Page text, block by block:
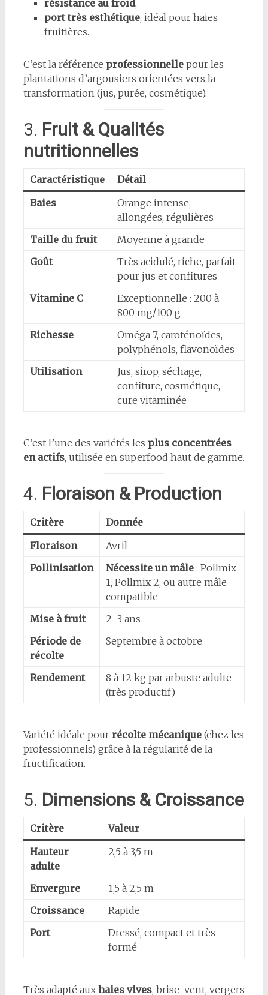
résistance au froid,
port très esthétique, idéal pour haies
fruitières.
C’est la référence professionnellepour les
plantations d’argousiers orientées vers la
transformation (jus, purée, cosmétique).
3. Fruit & Qualités
nutritionnelles
Caractéristique
Détail
Baies
Orange intense,
allongées, régulières
Taille du fruit
Moyenne à grande
Goût
Très acidulé, riche, parfait
pour jus et confitures
Vitamine C
Exceptionnelle : 200 à
800 mg/100 g
Richesse
Oméga 7, caroténoïdes,
polyphénols, flavonoïdes
Utilisation
Jus, sirop, séchage,
confiture, cosmétique,
cure vitaminée
C’est l’une des variétés les plus concentrées
en actifs, utilisée en superfood haut de gamme.
4. Floraison & Production
Critère
Donnée
Floraison
Avril
Pollinisation
Nécessite un mâle: Pollmix
1, Pollmix 2, ou autre mâle
compatible
Mise à fruit
2–3 ans
Période de
récolte
Septembre à octobre
Rendement
8 à 12 kg par arbuste adulte
(très productif)
Variété idéale pour récolte mécanique(chez les
professionnels) grâce à la régularité de la
fructification.
5. Dimensions & Croissance
Critère
Valeur
Hauteur
adulte
2,5 à 3,5 m
Envergure
1,5 à 2,5 m
Croissance
Rapide
Port
Dressé, compact et très
formé
Très adapté aux haies vives, brise-vent, vergers